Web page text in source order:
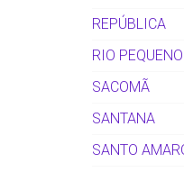
REPÚBLICA
RIO PEQUENO
SACOMÃ
SANTANA
SANTO